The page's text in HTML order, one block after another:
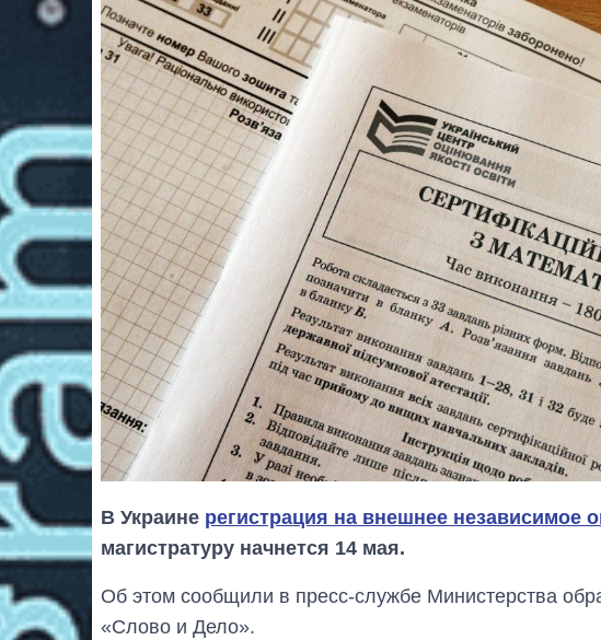
В Украине регистрация на внешнее независимое
магистратуру начнется 14 мая.
Об этом сообщили в пресс-службе Министерства
«Слово и Дело».